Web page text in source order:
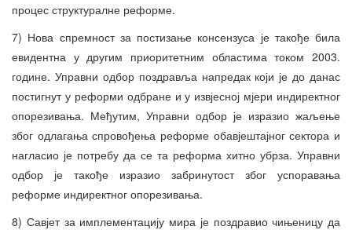
процес структуралне реформе.
7) Нова спремност за постизање консензуса је такође била
евидентна у другим приоритетним областима током 2003.
године. Управни одбор поздравља напредак који је до данас
постигнут у реформи одбране и у извјесној мјери индиректног
опорезивања. Међутим, Управни одбор је изразио жаљење
због одлагања спровођења реформе обавјештајног сектора и
нагласио је потребу да се та реформа хитно убрза. Управни
одбор је такође изразио забринутост због успоравања
реформе индиректног опорезивања.
8) Савјет за имплементацију мира је поздравио чињеницу да